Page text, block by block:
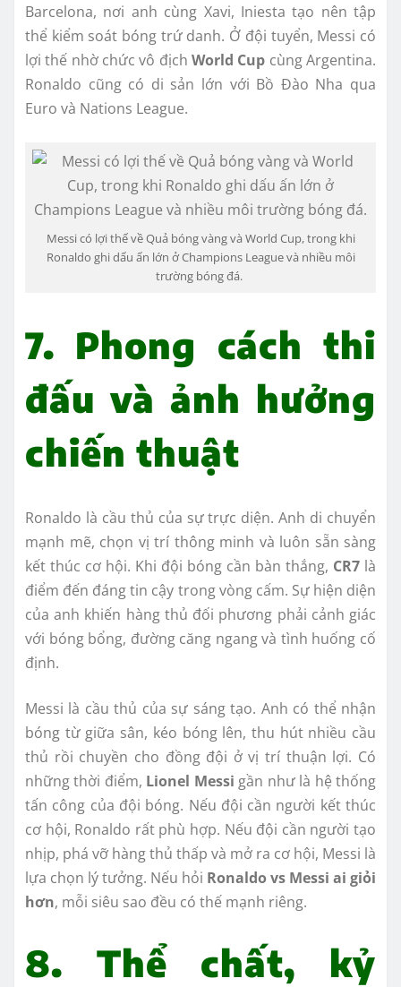
Barcelona, nơi anh cùng Xavi, Iniesta tạo nên tập
thể kiểm soát bóng trứ danh. Ở đội tuyển, Messi có
lợi thế nhờ chức vô địch World Cup cùng Argentina.
Ronaldo cũng có di sản lớn với Bồ Đào Nha qua
Euro và Nations League.
Messi có lợi thế về Quả bóng vàng và World Cup, trong khi
Ronaldo ghi dấu ấn lớn ở Champions League và nhiều môi
trường bóng đá.
7. Phong cách thi
đấu và ảnh hưởng
chiến thuật
Ronaldo là cầu thủ của sự trực diện. Anh di chuyển
mạnh mẽ, chọn vị trí thông minh và luôn sẵn sàng
kết thúc cơ hội. Khi đội bóng cần bàn thắng, CR7 là
điểm đến đáng tin cậy trong vòng cấm. Sự hiện diện
của anh khiến hàng thủ đối phương phải cảnh giác
với bóng bổng, đường căng ngang và tình huống cố
định.
Messi là cầu thủ của sự sáng tạo. Anh có thể nhận
bóng từ giữa sân, kéo bóng lên, thu hút nhiều cầu
thủ rồi chuyền cho đồng đội ở vị trí thuận lợi. Có
những thời điểm, Lionel Messi gần như là hệ thống
tấn công của đội bóng. Nếu đội cần người kết thúc
cơ hội, Ronaldo rất phù hợp. Nếu đội cần người tạo
nhịp, phá vỡ hàng thủ thấp và mở ra cơ hội, Messi là
lựa chọn lý tưởng. Nếu hỏi Ronaldo vs Messi ai giỏi
hơn, mỗi siêu sao đều có thế mạnh riêng.
8. Thể chất, kỷ